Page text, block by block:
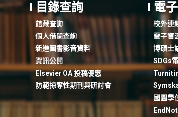
I 目錄查詢
館藏查詢
個人借閱查詢
新進圖書影音資料
資訊公開
Elsevier OA 投稿優惠
防範掠奪性期刊與研討會
I 電
校外連
電子資
博碩士
SDGs電
Turnitin
國圖學